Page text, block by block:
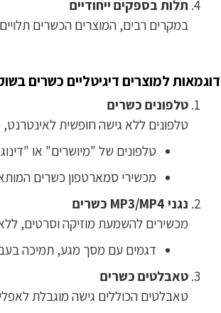
תלות בספקים ייחודיים
במקרים רבים, המוצרים הכשרים
דוגמאות למוצרים דיגיטליים כשרים
טלפונים כשרים
טלפונים ללא גישה חופשית לאינטרנט,
טלפונים של "מיושרים" או
מכשירי סמארטפון כשרים
נגני MP3/MP4 כשרים
מכשירים להשמעת מוזיקה וסרטים,
דגמים עם מסך מגע, תמיכה
טאבלטים כשרים
טאבלטים הכוללים גישה מוגבלת